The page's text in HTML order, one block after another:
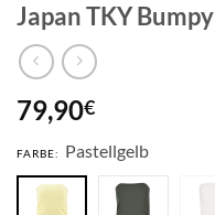
Japan TKY
79,90€
FARBE: Pastellgelb